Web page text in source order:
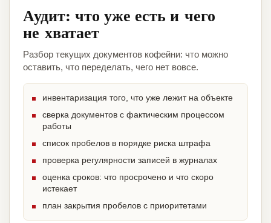
Аудит: что уже есть и чего
не хватает
Разбор текущих документов кофейни: что можно
оставить, что переделать, чего нет вовсе.
инвентаризация того, что уже лежит на объекте
сверка документов с фактическим процессом
работы
список пробелов в порядке риска штрафа
проверка регулярности записей в журналах
оценка сроков: что просрочено и что скоро
истекает
план закрытия пробелов с приоритетами